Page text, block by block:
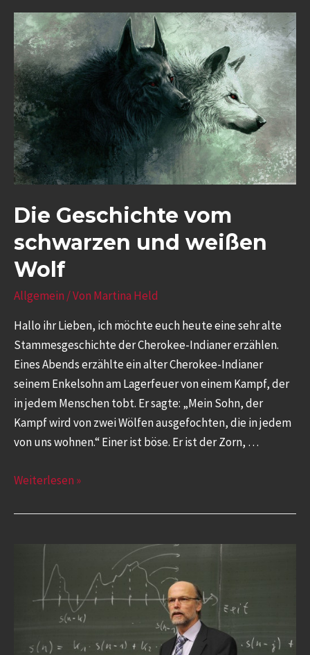
Die Geschichte vom
schwarzen und weißen
Wolf
Allgemein / Von Martina Held
Hallo ihr Lieben, ich möchte euch heute eine sehr alte
Stammesgeschichte der Cherokee-Indianer erzählen.
Eines Abends erzählte ein alter Cherokee-Indianer
seinem Enkelsohn am Lagerfeuer von einem Kampf, der
in jedem Menschen tobt. Er sagte: „Mein Sohn, der
Kampf wird von zwei Wölfen ausgefochten, die in jedem
von uns wohnen.“ Einer ist böse. Er ist der Zorn, …
Weiterlesen »